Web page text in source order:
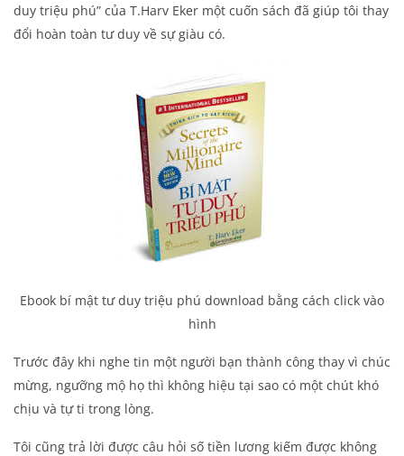
duy triệu phú” của T.Harv Eker một cuốn sách đã giúp tôi thay
đổi hoàn toàn tư duy về sự giàu có.
Ebook bí mật tư duy triệu phú download bằng cách click vào
hình
Trước đây khi nghe tin một người bạn thành công thay vì chúc
mừng, ngưỡng mộ họ thì không hiệu tại sao có một chút khó
chịu và tự ti trong lòng.
Tôi cũng trả lời được câu hỏi số tiền lương kiếm được không